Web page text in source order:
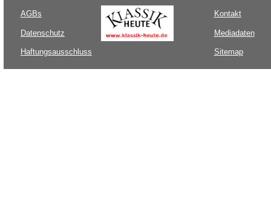
AGBs
Datenschutz
Haftungsausschluss
Kontakt
Mediadaten
Sitemap